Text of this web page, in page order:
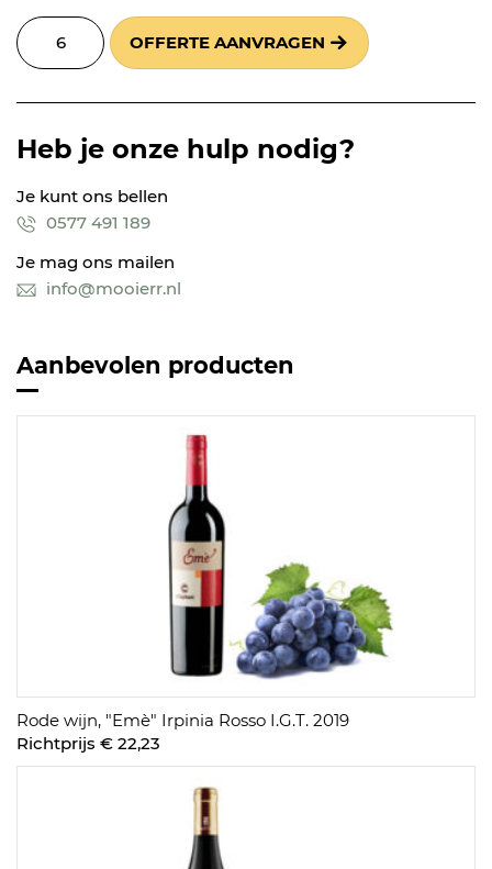
OFFERTE AANVRAGEN
Heb je onze hulp nodig?
Je kunt ons bellen
0577 491 189
Je mag ons mailen
info@mooierr.nl
Aanbevolen producten
Rode wijn, "Emè" Irpinia Rosso I.G.T. 2019
Richtprijs € 22,23